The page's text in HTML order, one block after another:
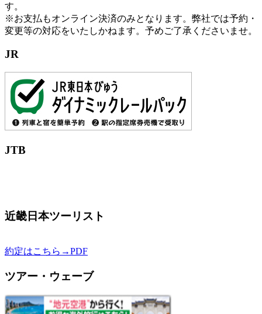
す。
※お支払もオンライン決済のみとなります。弊社では予約・
変更等の対応をいたしかねます。予めご了承くださいませ。
JR
JTB
近畿日本ツーリスト
約定はこちら→PDF
ツアー・ウェーブ